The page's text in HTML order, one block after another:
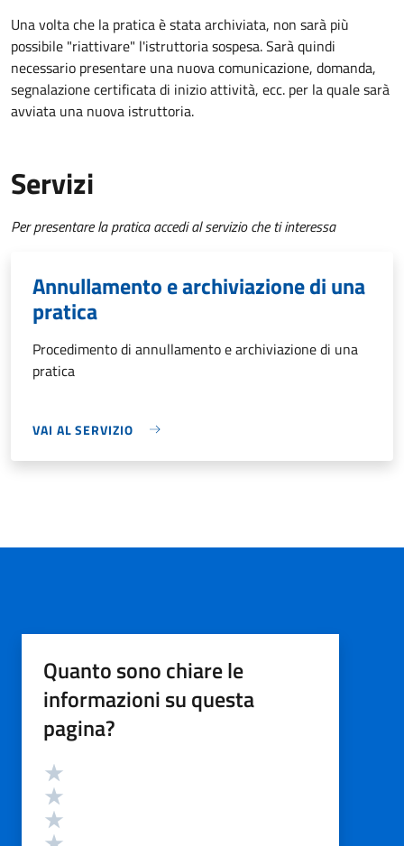
Una volta che la pratica è stata archiviata, non sarà più
possibile "riattivare" l'istruttoria sospesa. Sarà quindi
necessario presentare una nuova comunicazione, domanda,
segnalazione certificata di inizio attività, ecc. per la quale sarà
avviata una nuova istruttoria.
Servizi
Per presentare la pratica accedi al servizio che ti interessa
Annullamento e archiviazione di una
pratica
Procedimento di annullamento e archiviazione di una
pratica
VAI AL SERVIZIO
Quanto sono chiare le
informazioni su questa
pagina?
Valutazione